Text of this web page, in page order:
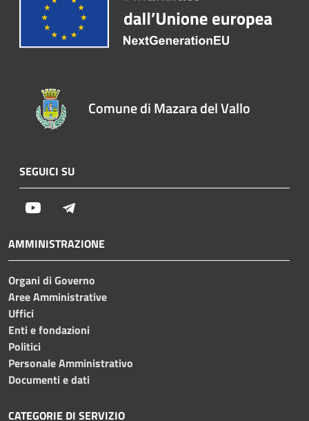
Comune di Mazara del Vallo
SEGUICI SU
Youtube
AMMINISTRAZIONE
Organi di Governo
Aree Amministrative
Uffici
Enti e fondazioni
Politici
Personale Amministrativo
Documenti e dati
CATEGORIE DI SERVIZIO